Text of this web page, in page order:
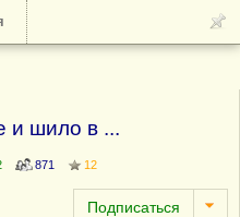
и шило в ...
871 12